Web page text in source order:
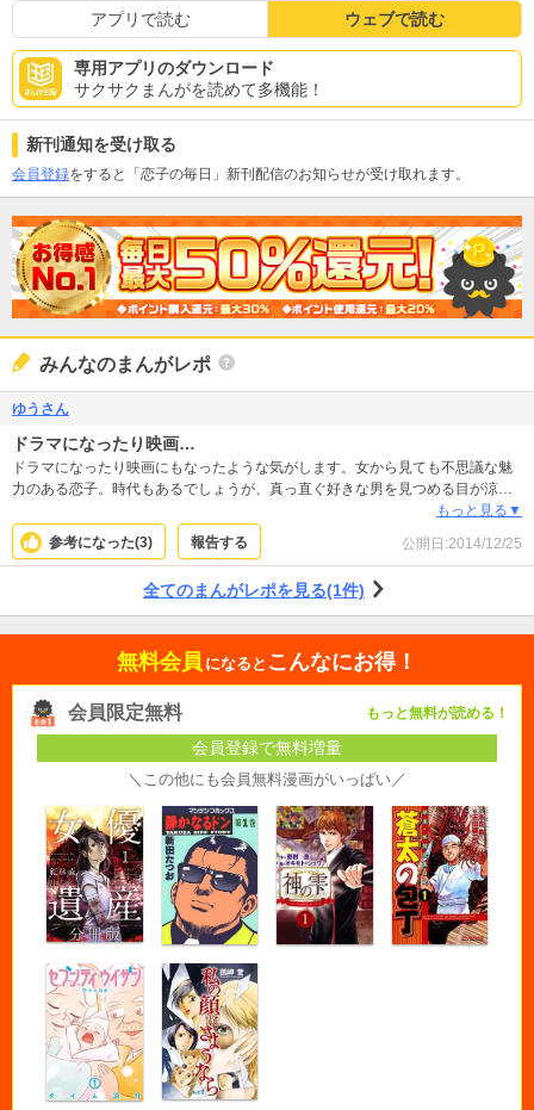
アプリで読む ウェブで読む
専用アプリのダウンロード
サクサクまんがを読めて多機能！
新刊通知を受け取る
会員登録をすると「恋子の毎日」新刊配信のお知らせが受け取れます。
みんなのまんがレポ
ゆうさん
ドラマになったり映画…
ドラマになったり映画にもなったような気がします。女から見ても不思議な魅
力のある恋子。時代もあるでしょうが、真っ直ぐ好きな男を見つめる目が涼し
くて美しい。ヤクザという悲しみが常に背中合わせにある環境で、彼女はどこ
までも屈託がない。彼女こそが任侠の人、かも知れないですね。
もっと見る▼
参考になった(3) 報告する 公開日:2014/12/25
全てのまんがレポを見る(1件)
無料会員 になると こんなにお得！
会員限定無料 もっと無料が読める！
会員登録で無料増量
＼この他にも会員無料漫画がいっぱい／